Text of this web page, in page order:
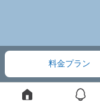
料金プラン